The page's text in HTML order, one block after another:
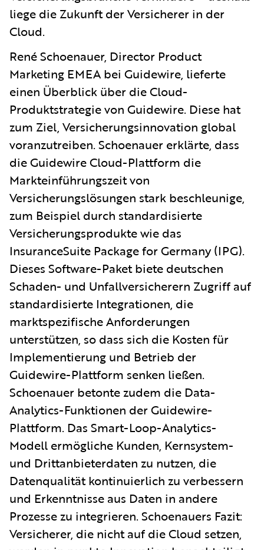
liege die Zukunft der Versicherer in der
Cloud.
René Schoenauer, Director Product
Marketing EMEA bei Guidewire, lieferte
einen Überblick über die Cloud-
Produktstrategie von Guidewire. Diese hat
zum Ziel, Versicherungsinnovation global
voranzutreiben. Schoenauer erklärte, dass
die Guidewire Cloud-Plattform die
Markteinführungszeit von
Versicherungslösungen stark beschleunige,
zum Beispiel durch standardisierte
Versicherungsprodukte wie das
InsuranceSuite Package for Germany (IPG).
Dieses Software-Paket biete deutschen
Schaden- und Unfallversicherern Zugriff auf
standardisierte Integrationen, die
marktspezifische Anforderungen
unterstützen, so dass sich die Kosten für
Implementierung und Betrieb der
Guidewire-Plattform senken ließen.
Schoenauer betonte zudem die Data-
Analytics-Funktionen der Guidewire-
Plattform. Das Smart-Loop-Analytics-
Modell ermögliche Kunden, Kernsystem-
und Drittanbieterdaten zu nutzen, die
Datenqualität kontinuierlich zu verbessern
und Erkenntnisse aus Daten in andere
Prozesse zu integrieren. Schoenauers Fazit:
Versicherer, die nicht auf die Cloud setzen,